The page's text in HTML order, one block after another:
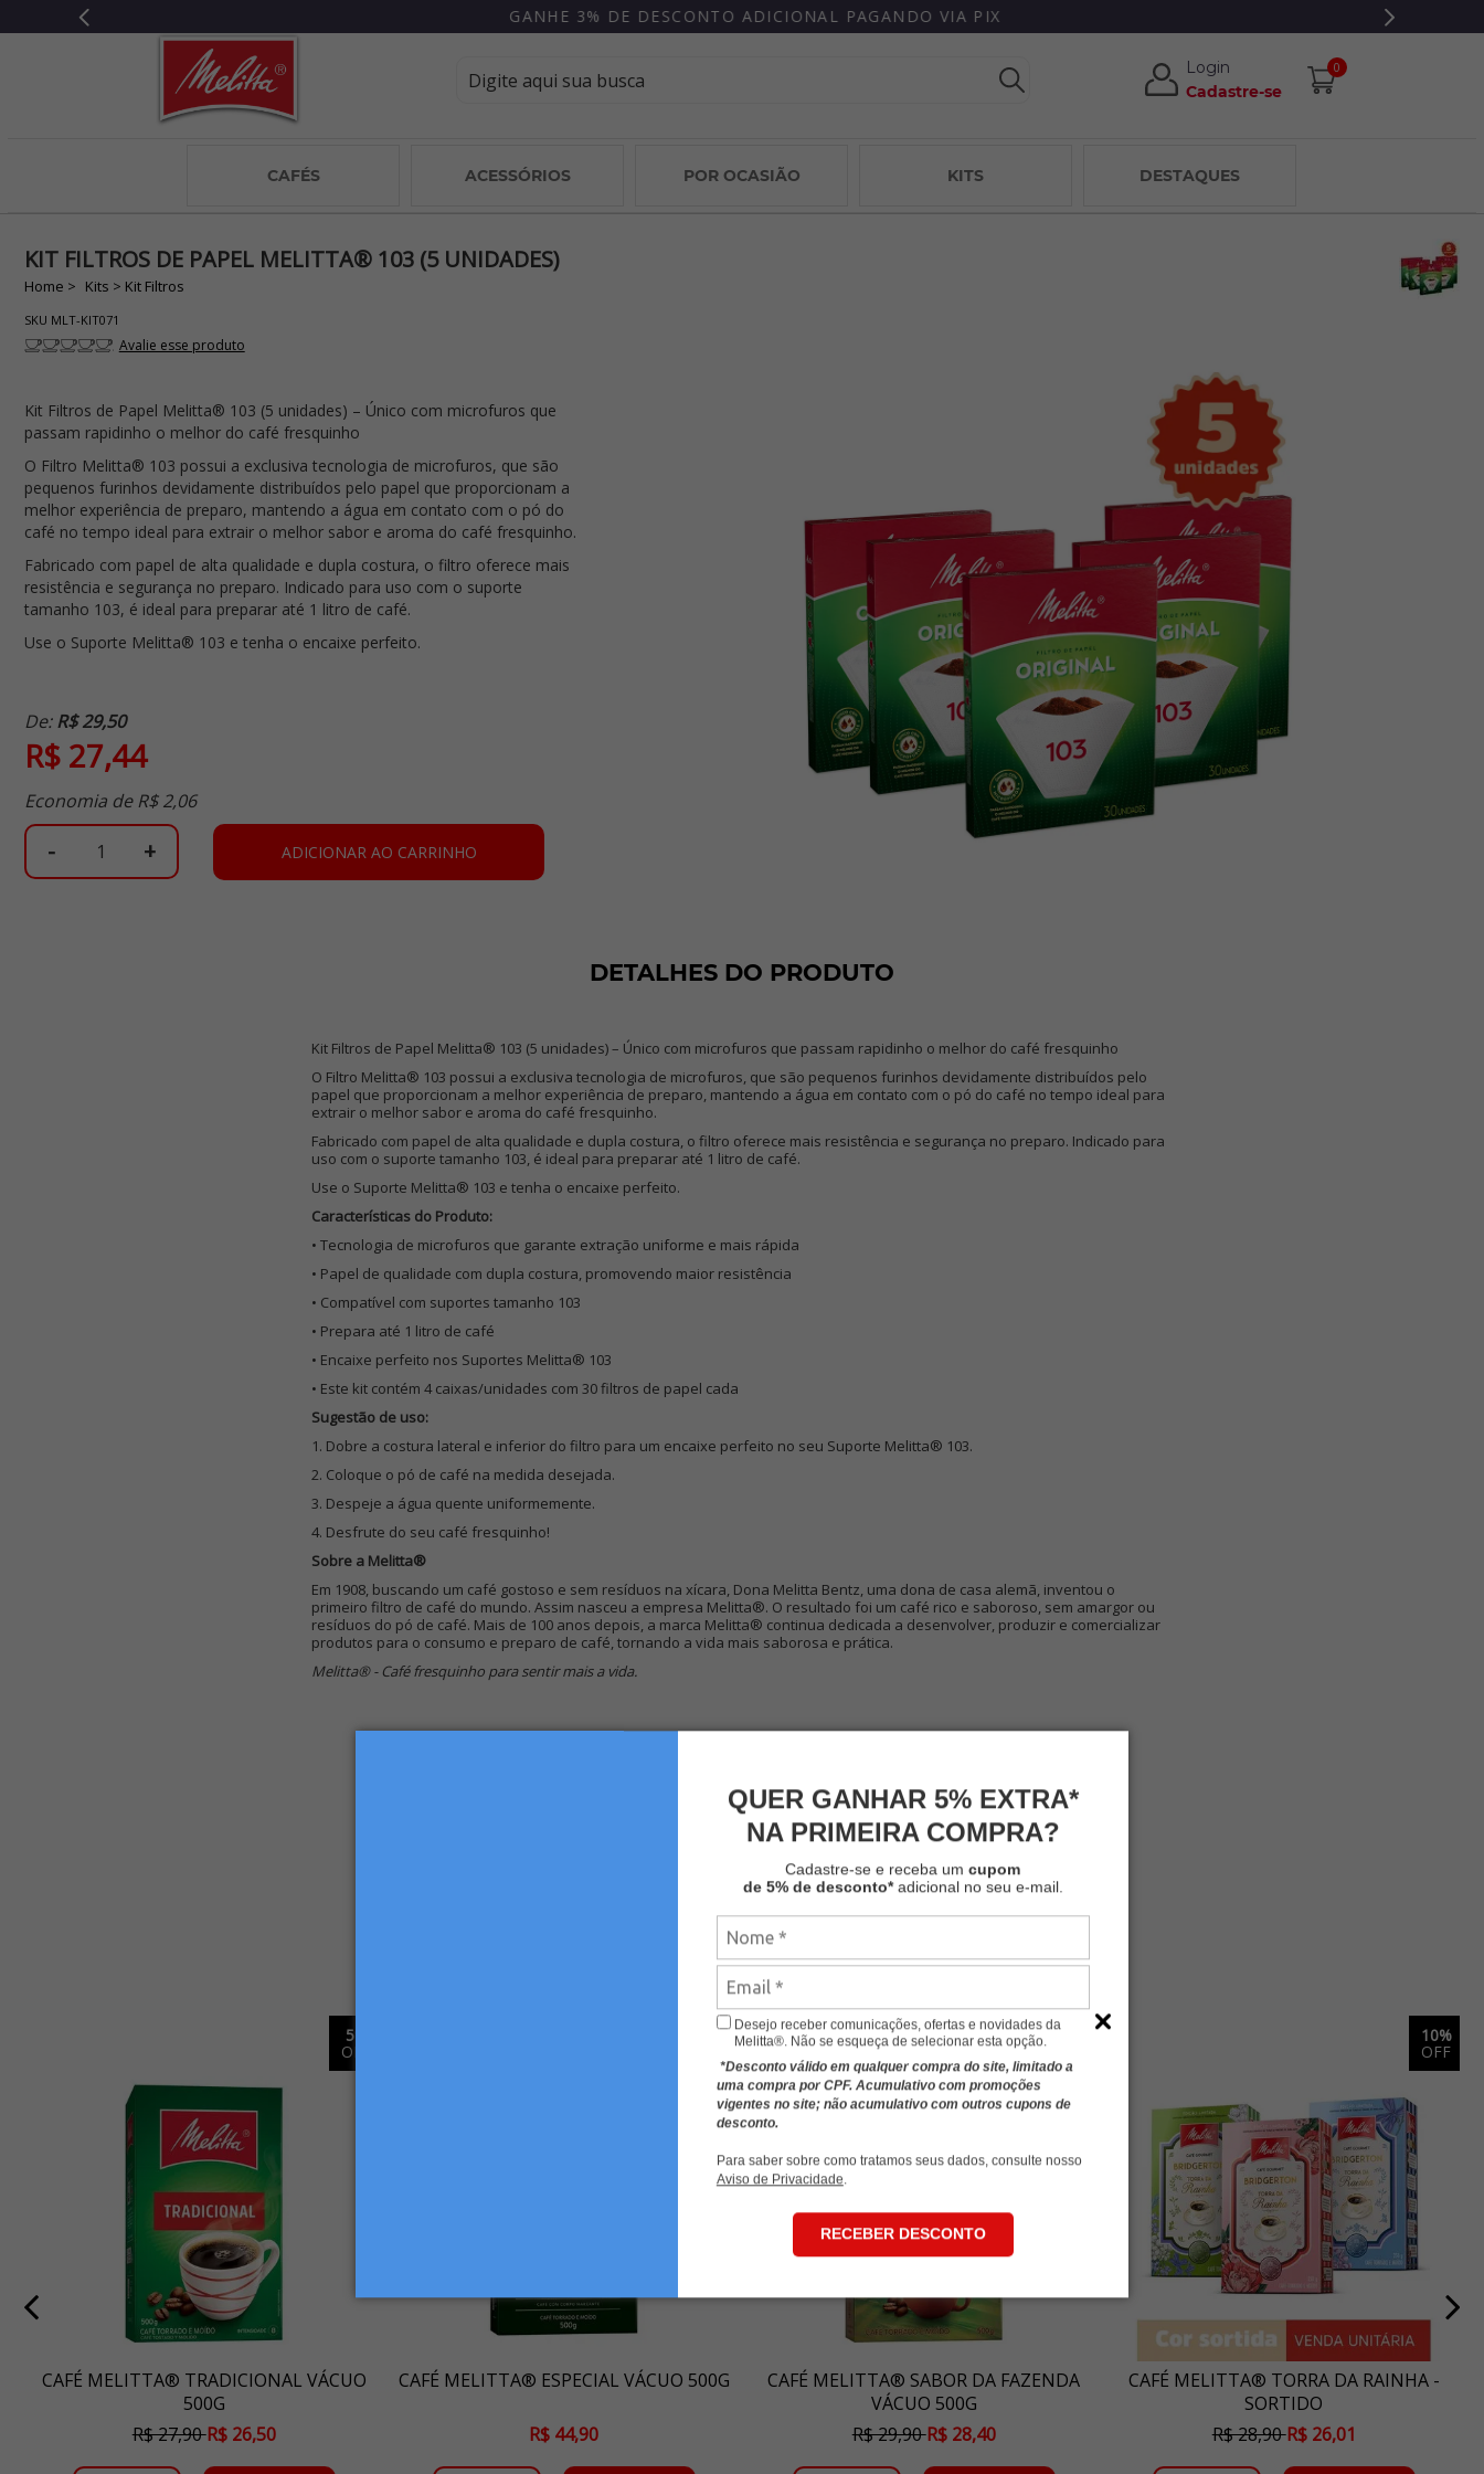
QUER GANHAR 5% EXTRA*
NA PRIMEIRA COMPRA?
Cadastre-se e receba umcupom
de 5% de desconto*adicional no seu e-mail.
Desejo receber comunicações, ofertas e novidades da
Melitta®. Não se esqueça de selecionar esta opção.
*Desconto válido em qualquer compra do site, limitado a
uma compra por CPF. Acumulativo com promoções
vigentes no site; não acumulativo com outros cupons de
desconto.
Para saber sobre como tratamos seus dados, consulte nosso
Aviso de Privacidade.
RECEBER DESCONTO
GANHE 3% DE DESCONTO ADICIONAL PAGANDO VIA PIX
Login
Cadastre-se
0
CAFÉS ACESSÓRIOS POR OCASIÃO KITS DESTAQUES
KIT FILTROS DE PAPEL MELITTA® 103 (5 UNIDADES)
Kits Kit Filtros
SKU MLT-KIT071
Avalie esse produto
Kit Filtros de Papel Melitta® 103 (5 unidades) – Único com microfuros que
passam rapidinho o melhor do café fresquinho
O Filtro Melitta® 103 possui a exclusiva tecnologia de microfuros, que são
pequenos furinhos devidamente distribuídos pelo papel que proporcionam a
melhor experiência de preparo, mantendo a água em contato com o pó do
café no tempo ideal para extrair o melhor sabor e aroma do café fresquinho.
Fabricado com papel de alta qualidade e dupla costura, o filtro oferece mais
resistência e segurança no preparo. Indicado para uso com o suporte
tamanho 103, é ideal para preparar até 1 litro de café.
Use o Suporte Melitta® 103 e tenha o encaixe perfeito.
De:R$ 29,50
R$ 27,44
Economia deR$ 2,06
- + ADICIONAR AO CARRINHO
DETALHES DO PRODUTO
Kit Filtros de Papel Melitta® 103 (5 unidades) – Único com microfuros que passam rapidinho o melhor do café fresquinho
O Filtro Melitta® 103 possui a exclusiva tecnologia de microfuros, que são pequenos furinhos devidamente distribuídos pelo
papel que proporcionam a melhor experiência de preparo, mantendo a água em contato com o pó do café no tempo ideal para
extrair o melhor sabor e aroma do café fresquinho.
Fabricado com papel de alta qualidade e dupla costura, o filtro oferece mais resistência e segurança no preparo. Indicado para
uso com o suporte tamanho 103, é ideal para preparar até 1 litro de café.
Use o Suporte Melitta® 103 e tenha o encaixe perfeito.
Características do Produto:
• Tecnologia de microfuros que garante extração uniforme e mais rápida
• Papel de qualidade com dupla costura, promovendo maior resistência
• Compatível com suportes tamanho 103
• Prepara até 1 litro de café
• Encaixe perfeito nos Suportes Melitta® 103
• Este kit contém 4 caixas/unidades com 30 filtros de papel cada
Sugestão de uso:
1. Dobre a costura lateral e inferior do filtro para um encaixe perfeito no seu Suporte Melitta® 103.
2. Coloque o pó de café na medida desejada.
3. Despeje a água quente uniformemente.
4. Desfrute do seu café fresquinho!
Sobre a Melitta®
Em 1908, buscando um café gostoso e sem resíduos na xícara, Dona Melitta Bentz, uma dona de casa alemã, inventou o
primeiro filtro de café do mundo. Assim nasceu a empresa Melitta®. O resultado foi um café rico e saboroso, sem amargor ou
resíduos do pó de café. Mais de 100 anos depois, a marca Melitta® continua dedicada a desenvolver, produzir e comercializar
produtos para o consumo e preparo de café, tornando a vida mais saborosa e prática.
Melitta® - Café fresquinho para sentir mais a vida.
MAIS VISTOS
5%
OFF
CAFÉ MELITTA® TRADICIONAL VÁCUO
500G
R$ 27,90R$ 26,50
CAFÉ MELITTA® ESPECIAL VÁCUO 500G
R$ 44,90
CAFÉ MELITTA® SABOR DA FAZENDA
VÁCUO 500G
R$ 29,90R$ 28,40
10%
OFF
CAFÉ MELITTA® TORRA DA RAINHA -
SORTIDO
R$ 28,90R$ 26,01